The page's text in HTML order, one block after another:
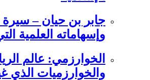
جابر بن حيان – سيرة
وإسهاماته العلمية
الخوارزمي: عالم
والخوارزميات الذي